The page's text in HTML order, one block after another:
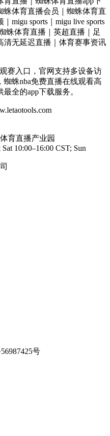
体育直播会员｜蜘蛛体育直
migu sports｜migu live sports
蛛体育直播｜英超直播｜足
清无延迟直播｜体育赛事资讯
赛入口，官网支持多设备访
蛛nba免费直播在线观看高
全的app下载服务。
育直播产业园
10:00–16:00 CST; Sun
号